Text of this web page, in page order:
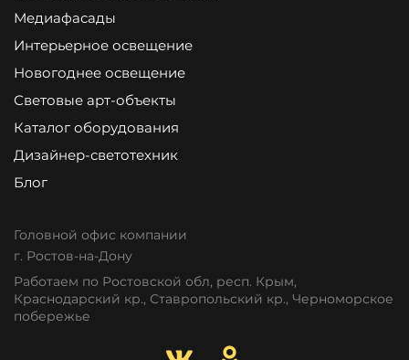
Медиафасады
Интерьерное освещение
Новогоднее освещение
Световые арт-объекты
Каталог оборудования
Дизайнер-светотехник
Блог
Головной офис компании
г. Ростов-на-Дону
Работаем по Ростовской обл, респ. Крым,
Краснодарский кр., Ставропольский кр., Черноморское
побережье